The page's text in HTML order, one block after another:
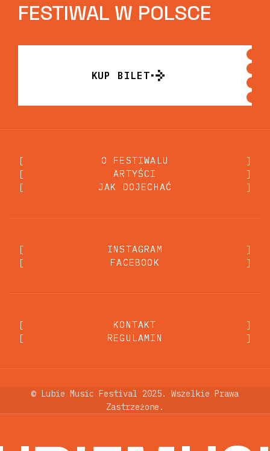
FESTIWAL W POLSCE
KUP BILET
[ O FESTIWALU
O FESTIWALU
]
[
ARTYŚCI
ARTYŚCI
]
[
JAK DOJECHAĆ
JAK DOJECHAĆ ]
[ INSTAGRAM
INSTAGRAM
]
[
FACEBOOK
FACEBOOK ]
[ KONTAKT
KONTAKT
]
[
REGULAMIN
REGULAMIN ]
© Lubie Music Festival 2025. Wszelkie Prawa
Zastrzeżone.